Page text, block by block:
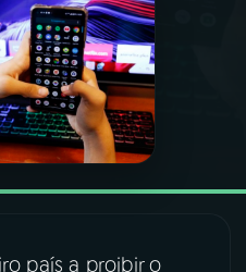
país a proibir o